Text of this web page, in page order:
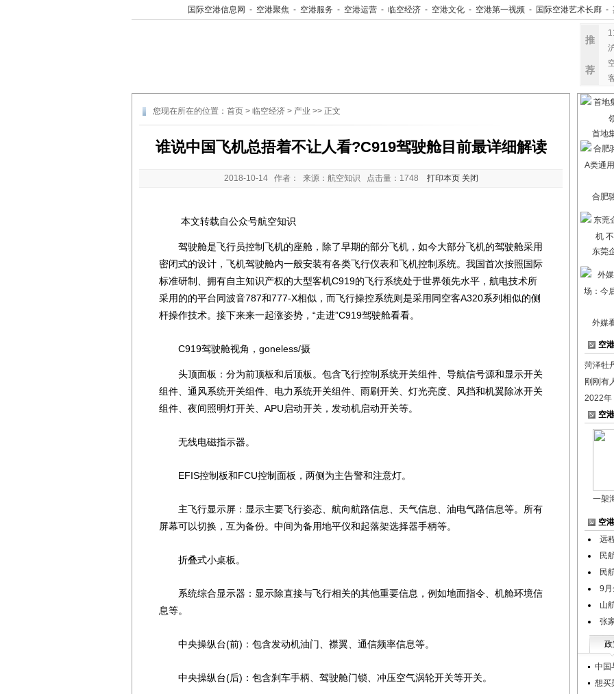
国际空港信息网 - 空港聚焦 - 空港服务 - 空港运营 - 临空经济 - 空港文化 - 空港第一视频 - 国际空港艺术长廊 -
推
荐
您现在所在的位置： 首页 > 临空经济 > 产业 >> 正文
谁说中国飞机总捂着不让人看?C919驾驶舱目前最详细解读
2018-10-14 作者： 来源：航空知识 点击量： 1748 打印本页 关闭
本文转载自公众号航空知识
驾驶舱是飞行员控制飞机的座舱，除了早期的部分飞机，如今大部分飞机的驾驶舱采用
密闭式的设计，飞机驾驶舱内一般安装有各类飞行仪表和飞机控制系统。我国首次按照国际
标准研制、拥有自主知识产权的大型客机C919的飞行系统处于世界领先水平，航电技术所
采用的的平台同波音787和777-X相似，而飞行操控系统则是采用同空客A320系列相似的侧
杆操作技术。接下来来一起涨姿势，“走进”C919驾驶舱看看。
C919驾驶舱视角，goneless/摄
头顶面板：分为前顶板和后顶板。包含飞行控制系统开关组件、导航信号源和显示开关
组件、通风系统开关组件、电力系统开关组件、雨刷开关、灯光亮度、风挡和机翼除冰开关
组件、夜间照明灯开关、APU启动开关，发动机启动开关等。
无线电磁指示器。
EFIS控制板和FCU控制面板，两侧为主告警和注意灯。
主飞行显示屏：显示主要飞行姿态、航向航路信息、天气信息、油电气路信息等。所有
屏幕可以切换，互为备份。中间为备用地平仪和起落架选择器手柄等。
折叠式小桌板。
系统综合显示器：显示除直接与飞行相关的其他重要信息，例如地面指令、机舱环境信
息等。
中央操纵台(前)：包含发动机油门、襟翼、通信频率信息等。
中央操纵台(后)：包含刹车手柄、驾驶舱门锁、冲压空气涡轮开关等开关。
首地
合肥
东莞
外媒
空
菏泽牡
刚刚有
2022年
空
一架
空
远
民
民
9
山
张
中国
想买